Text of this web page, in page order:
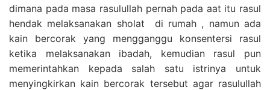
dimana pada masa rasulullah pernah pada aat itu rasul
hendak melaksanakan sholat di rumah , namun ada
kain bercorak yang mengganggu konsentersi rasul
ketika melaksanakan ibadah, kemudian rasul pun
memerintahkan kepada salah satu istrinya untuk
menyingkirkan kain bercorak tersebut agar rasulullah